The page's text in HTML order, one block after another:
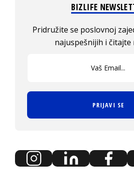
BIZLIFE
Pridružite se poslovnoj
najuspešnijih i čitajte
PRIJAVI SE